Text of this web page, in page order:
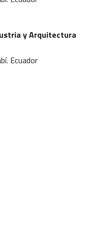
y Arquitectura
Ecuador